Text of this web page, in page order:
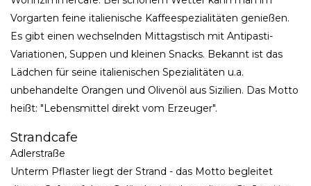
Vorgarten feine italienische Kaffeespezialitäten genießen.
Es gibt einen wechselnden Mittagstisch mit Antipasti-
Variationen, Suppen und kleinen Snacks. Bekannt ist das
Lädchen für seine italienischen Spezialitäten u.a.
unbehandelte Orangen und Olivenöl aus Sizilien. Das Motto
heißt: "Lebensmittel direkt vom Erzeuger".
Strandcafe
Adlerstraße
Unterm Pflaster liegt der Strand - das Motto begleitet